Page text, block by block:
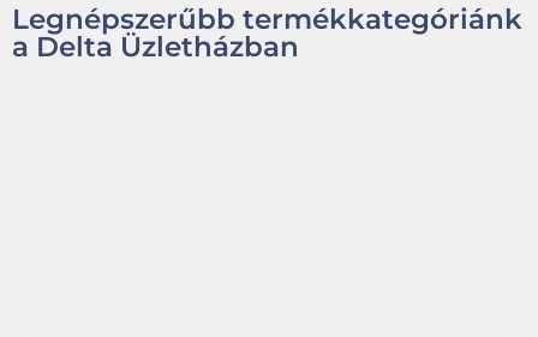
Legnépszerűbb termékkategóriánk
a Delta Üzletházban